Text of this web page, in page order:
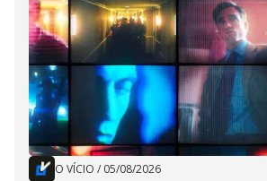
O VÍCIO / 05/08/2026